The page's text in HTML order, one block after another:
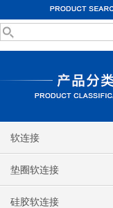
软连接
垫圈软连接
硅胶软连接